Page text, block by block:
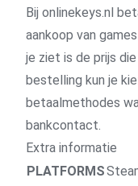
Bij onlinekeys.nl
aankoop van
je ziet is de prijs
bestelling kun je
betaalmethodes
bankcontact.
Extra informatie
PLATFORMS